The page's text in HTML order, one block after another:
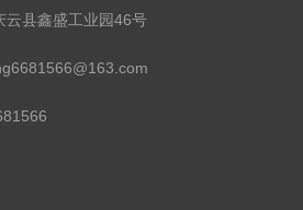
云县鑫盛工业园46号